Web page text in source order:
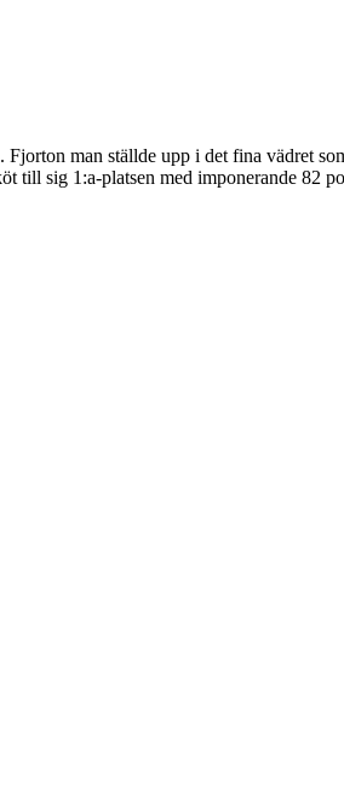
man ställde upp i det fina vädret
till sig 1:a-platsen med imponerande 82